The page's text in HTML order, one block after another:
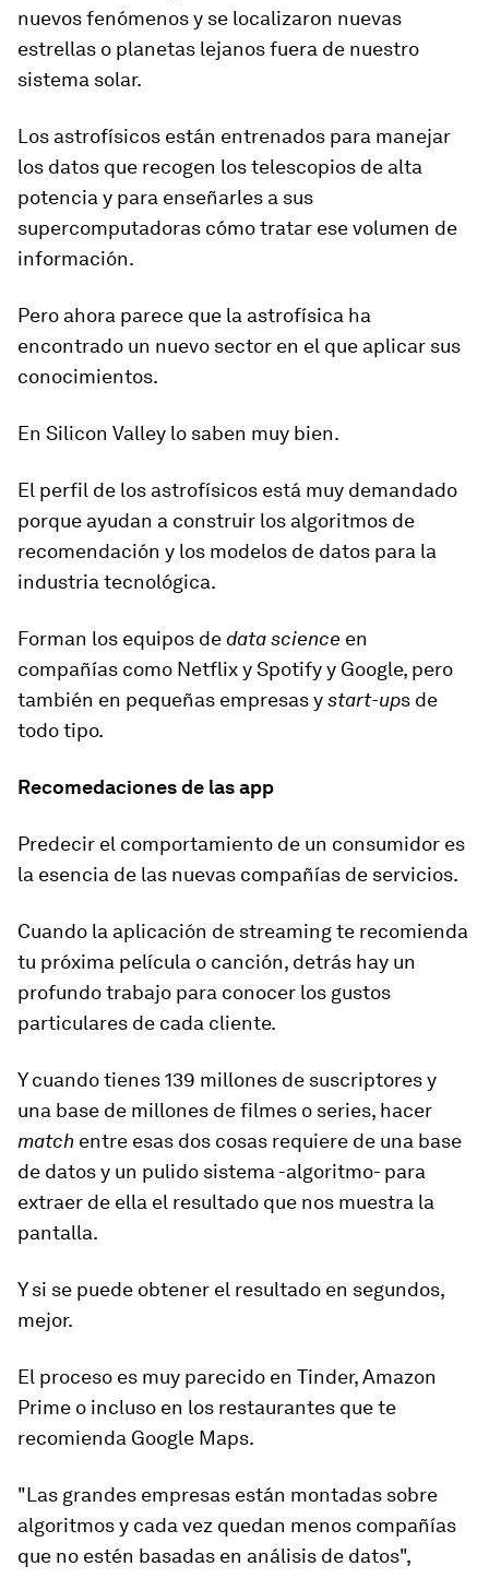
nuevos fenómenos y se localizaron nuevas
estrellas o planetas lejanos fuera de nuestro
sistema solar.
Los astrofísicos están entrenados para manejar
los datos que recogen lostelescopios de alta
potencia y para enseñarles a sus
supercomputadoras cómo tratar ese volumen de
información.
Pero ahora parece que la astrofísica ha
encontrado un nuevo sector en el que aplicar sus
conocimientos.
En Silicon Valley lo saben muy bien.
El perfil de los astrofísicos está muy demandado
porque ayudan a construir los algoritmos de
recomendación y los modelos de datos para la
industria tecnológica.
Forman los equipos dedata science en
compañías como Netflix y Spotify y Google, pero
también en pequeñas empresas ystart-ups de
todo tipo.
Recomedaciones de las app
Predecir el comportamiento de un consumidor es
la esencia de las nuevas compañías de servicios.
Cuando la aplicación de streaming te recomienda
tu próxima película o canción, detrás hay un
profundo trabajo para conocer los gustos
particulares de cada cliente.
Y cuando tienes 139 millones de suscriptores y
una base de millones de filmes o series, hacer
match entre esas dos cosas requiere de una base
de datos y un pulido sistema -algoritmo- para
extraer de ella el resultado que nos muestra la
pantalla.
Y si se puede obtener el resultado en segundos,
mejor.
El proceso es muy parecido en Tinder, Amazon
Prime o incluso en los restaurantes que te
recomienda Google Maps.
"Las grandes empresas están montadas sobre
algoritmos y cada vez quedan menos compañías
que no estén basadas en análisis de datos",